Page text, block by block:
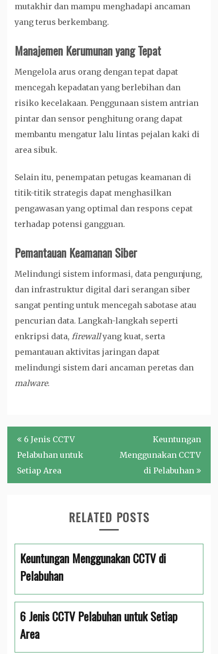
mutakhir dan mampu menghadapi ancaman
yang terus berkembang.
Manajemen Kerumunan yang Tepat
Mengelola arus orang dengan tepat dapat
mencegah kepadatan yang berlebihan dan
risiko kecelakaan. Penggunaan sistem antrian
pintar dan sensor penghitung orang dapat
membantu mengatur lalu lintas pejalan kaki di
area sibuk.
Selain itu, penempatan petugas keamanan di
titik-titik strategis dapat menghasilkan
pengawasan yang optimal dan respons cepat
terhadap potensi gangguan.
Pemantauan Keamanan Siber
Melindungi sistem informasi, data pengunjung,
dan infrastruktur digital dari serangan siber
sangat penting untuk mencegah sabotase atau
pencurian data. Langkah-langkah seperti
enkripsi data, firewallyang kuat, serta
pemantauan aktivitas jaringan dapat
melindungi sistem dari ancaman peretas dan
malware.
Post
navigation
6 Jenis CCTV
Pelabuhan untuk
Setiap Area
Keuntungan
Menggunakan CCTV
di Pelabuhan
RELATED POSTS
Keuntungan Menggunakan CCTV di
Pelabuhan
6 Jenis CCTV Pelabuhan untuk Setiap
Area